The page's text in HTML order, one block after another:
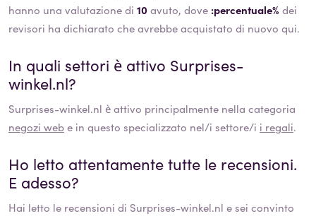
hanno una valutazione di 10 avuto, dove :percentuale% dei
revisori ha dichiarato che avrebbe acquistato di nuovo qui.
In quali settori è attivo Surprises-
winkel.nl?
Surprises-winkel.nl è attivo principalmente nella categoria
negozi webe in questo specializzato nel/i settore/i i regali.
Ho letto attentamente tutte le recensioni.
E adesso?
Hai letto le recensioni di Surprises-winkel.nl e sei convinto